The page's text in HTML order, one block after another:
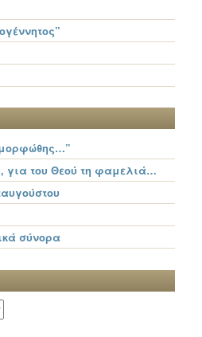
για του Θεού τη φαμελιά…
σύνορα